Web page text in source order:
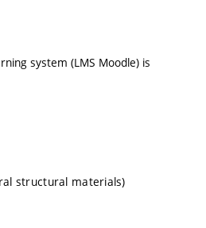
system (LMS Moodle) is
structural materials)